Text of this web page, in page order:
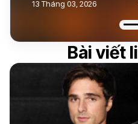
13 Tháng 03, 2026
Bài viết